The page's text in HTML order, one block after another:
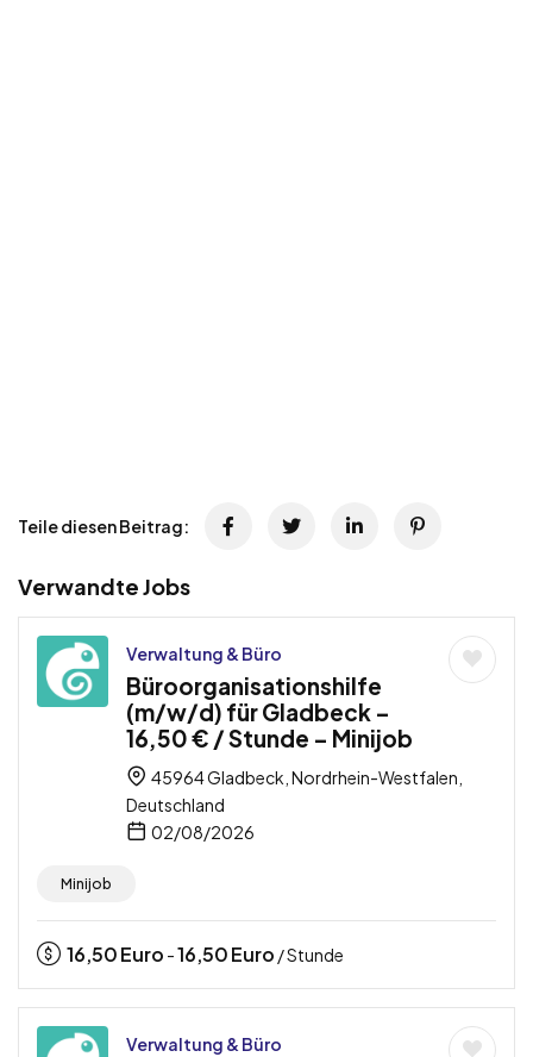
Teile diesen Beitrag:
Verwandte Jobs
Verwaltung & Büro
Büroorganisationshilfe
(m/w/d) für Gladbeck –
16,50 € / Stunde – Minijob
45964 Gladbeck, Nordrhein-Westfalen,
Deutschland
02/08/2026
Minijob
16,50Euro -16,50Euro / Stunde
Verwaltung & Büro